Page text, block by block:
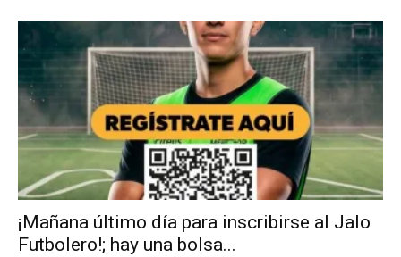
¡Mañana último día para inscribirse al Jalo
Futbolero!; hay una bolsa...